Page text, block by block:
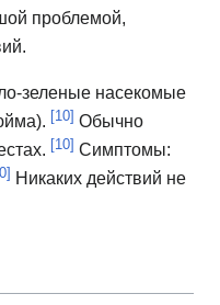
проблемой,
зеленые насекомые
[10] Обычно
[10] Симптомы:
Никаких действий не